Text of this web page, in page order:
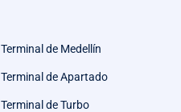
Terminal de Medellín
Terminal de Apartado
Terminal de Turbo